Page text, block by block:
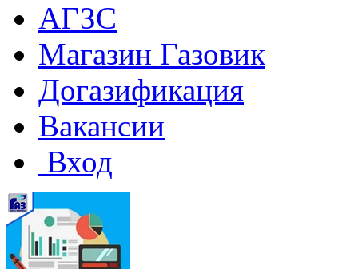
АГЗС
Магазин Газовик
Догазификация
Вакансии
Вход